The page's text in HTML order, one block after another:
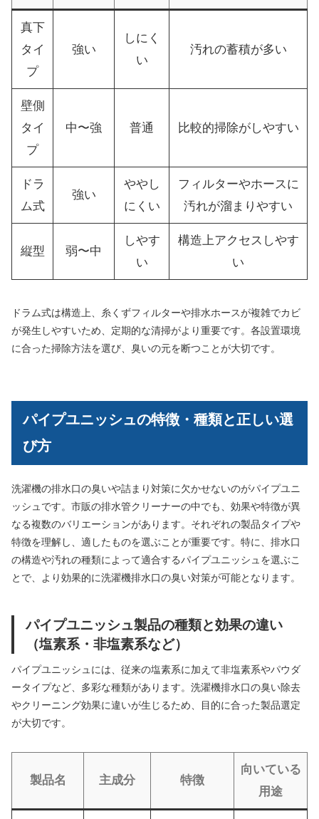
真下
タイ
プ
強い
しにく
い
汚れの蓄積が多い
壁側
タイ
プ
中〜強 普通 比較的掃除がしやすい
ドラ
ム式
強い
ややし
にくい
フィルターやホースに
汚れが溜まりやすい
縦型 弱〜中
しやす
い
構造上アクセスしやす
い
ドラム式は構造上、糸くずフィルターや排水ホースが複雑でカビ
が発生しやすいため、定期的な清掃がより重要です。各設置環境
に合った掃除方法を選び、臭いの元を断つことが大切です。
パイプユニッシュの特徴・種類と正しい選
び方
洗濯機の排水口の臭いや詰まり対策に欠かせないのがパイプユニ
ッシュです。市販の排水管クリーナーの中でも、効果や特徴が異
なる複数のバリエーションがあります。それぞれの製品タイプや
特徴を理解し、適したものを選ぶことが重要です。特に、排水口
の構造や汚れの種類によって適合するパイプユニッシュを選ぶこ
とで、より効果的に洗濯機排水口の臭い対策が可能となります。
パイプユニッシュ製品の種類と効果の違い
（塩素系・非塩素系など）
パイプユニッシュには、従来の塩素系に加えて非塩素系やパウダ
ータイプなど、多彩な種類があります。洗濯機排水口の臭い除去
やクリーニング効果に違いが生じるため、目的に合った製品選定
が大切です。
製品名 主成分 特徴
向いている
用途